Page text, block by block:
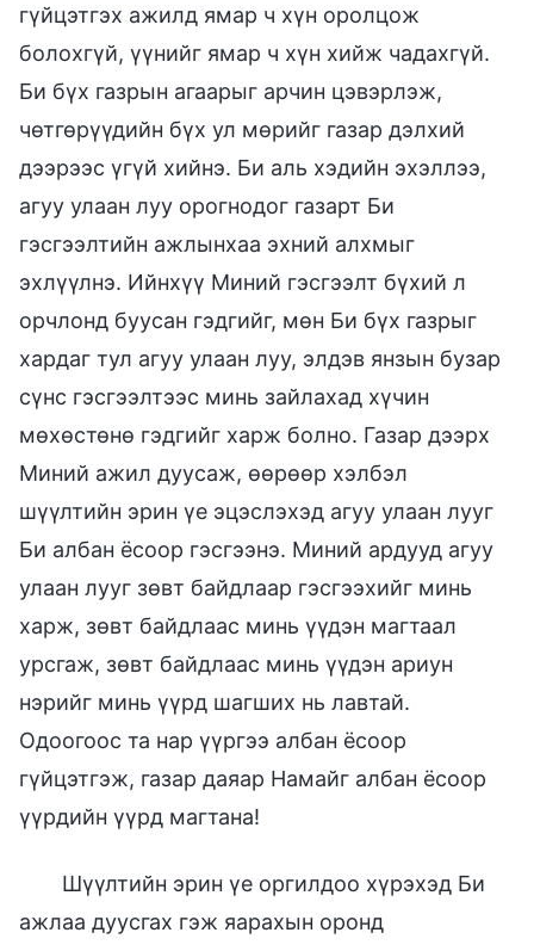
гүйцэтгэх ажилд ямар ч хүн оролцож
болохгүй, үүнийг ямар ч хүн хийж чадахгүй.
Би бүх газрын агаарыг арчин цэвэрлэж,
чөтгөрүүдийн бүх ул мөрийг газар дэлхий
дээрээс үгүй хийнэ. Би аль хэдийн эхэллээ,
агуу улаан луу орогнодог газарт Би
гэсгээлтийн ажлынхаа эхний алхмыг
эхлүүлнэ. Ийнхүү Миний гэсгээлт бүхий л
орчлонд буусан гэдгийг, мөн Би бүх газрыг
хардаг тул агуу улаан луу, элдэв янзын бузар
сүнс гэсгээлтээс минь зайлахад хүчин
мөхөстөнө гэдгийг харж болно. Газар дээрх
Миний ажил дуусаж, өөрөөр хэлбэл
шүүлтийн эрин үе эцэслэхэд агуу улаан лууг
Би албан ёсоор гэсгээнэ. Миний ардууд агуу
улаан лууг зөвт байдлаар гэсгээхийг минь
харж, зөвт байдлаас минь үүдэн магтаал
урсгаж, зөвт байдлаас минь үүдэн ариун
нэрийг минь үүрд шагших нь лавтай.
Одоогоос та нар үүргээ албан ёсоор
гүйцэтгэж, газар даяар Намайг албан ёсоор
үүрдийн үүрд магтана!
Шүүлтийн эрин үе оргилдоо хүрэхэд Би
ажлаа дуусгах гэж яарахын оронд